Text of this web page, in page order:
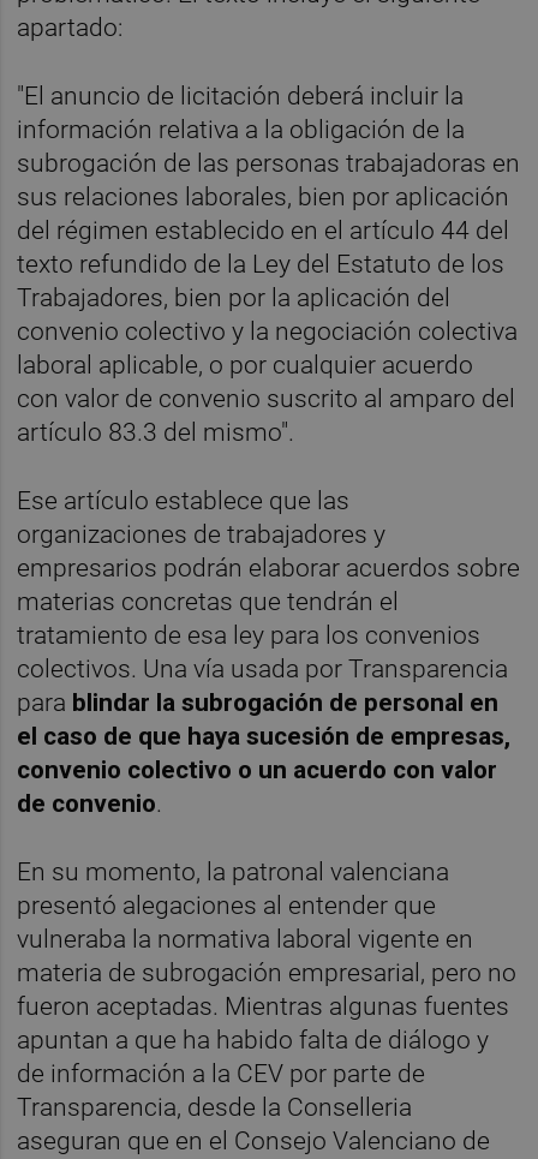
apartado:
"El anuncio de licitación deberá incluir la
información relativa a la obligación de la
subrogación de las personas trabajadoras en
sus relaciones laborales, bien por aplicación
del régimen establecido en el artículo 44 del
texto refundido de la Ley del Estatuto de los
Trabajadores, bien por la aplicación del
convenio colectivo y la negociación colectiva
laboral aplicable, o por cualquier acuerdo
con valor de convenio suscrito al amparo del
artículo 83.3 del mismo".
Ese artículo establece que las
organizaciones de trabajadores y
empresarios podrán elaborar acuerdos sobre
materias concretas que tendrán el
tratamiento de esa ley para los convenios
colectivos. Una vía usada por Transparencia
para blindar la subrogación de personal en
el caso de que haya sucesión de empresas,
convenio colectivo o un acuerdo con valor
de convenio.
En su momento, la patronal valenciana
presentó alegaciones al entender que
vulneraba la normativa laboral vigente en
materia de subrogación empresarial, pero no
fueron aceptadas. Mientras algunas fuentes
apuntan a que ha habido falta de diálogo y
de información a la CEV por parte de
Transparencia, desde la Conselleria
aseguran que en el Consejo Valenciano de